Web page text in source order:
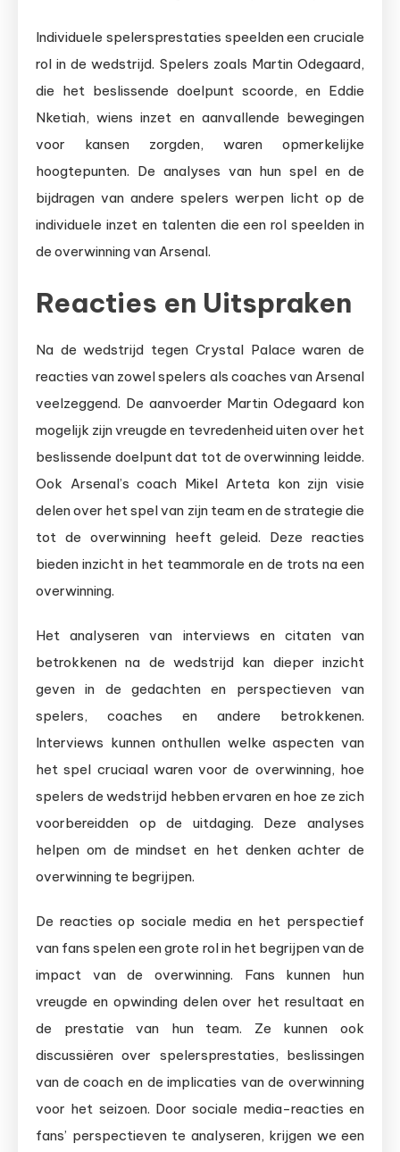
Individuele spelersprestaties speelden een cruciale
rol in de wedstrijd. Spelers zoals Martin Odegaard,
die het beslissende doelpunt scoorde, en Eddie
Nketiah, wiens inzet en aanvallende bewegingen
voor kansen zorgden, waren opmerkelijke
hoogtepunten. De analyses van hun spel en de
bijdragen van andere spelers werpen licht op de
individuele inzet en talenten die een rol speelden in
de overwinning van Arsenal.
Reacties en Uitspraken
Na de wedstrijd tegen Crystal Palace waren de
reacties van zowel spelers als coaches van Arsenal
veelzeggend. De aanvoerder Martin Odegaard kon
mogelijk zijn vreugde en tevredenheid uiten over het
beslissende doelpunt dat tot de overwinning leidde.
Ook Arsenal’s coach Mikel Arteta kon zijn visie
delen over het spel van zijn team en de strategie die
tot de overwinning heeft geleid. Deze reacties
bieden inzicht in het teammorale en de trots na een
overwinning.
Het analyseren van interviews en citaten van
betrokkenen na de wedstrijd kan dieper inzicht
geven in de gedachten en perspectieven van
spelers, coaches en andere betrokkenen.
Interviews kunnen onthullen welke aspecten van
het spel cruciaal waren voor de overwinning, hoe
spelers de wedstrijd hebben ervaren en hoe ze zich
voorbereidden op de uitdaging. Deze analyses
helpen om de mindset en het denken achter de
overwinning te begrijpen.
De reacties op sociale media en het perspectief
van fans spelen een grote rol in het begrijpen van de
impact van de overwinning. Fans kunnen hun
vreugde en opwinding delen over het resultaat en
de prestatie van hun team. Ze kunnen ook
discussiëren over spelersprestaties, beslissingen
van de coach en de implicaties van de overwinning
voor het seizoen. Door sociale media-reacties en
fans’ perspectieven te analyseren, krijgen we een